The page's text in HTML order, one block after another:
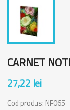
CARNET
27,22 lei
Cod produs: NP065